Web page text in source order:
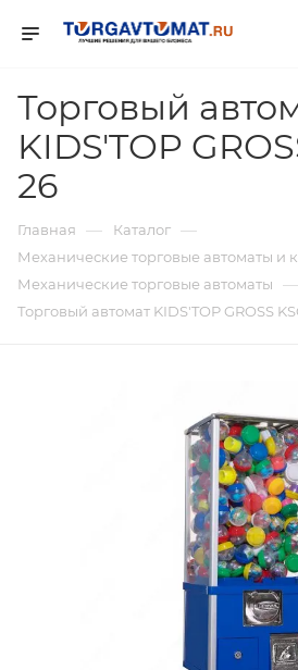
Торговый
KIDS'TOP
26
Главная — Каталог —
Механические торговые автоматы и
Механические торговые автоматы —
Торговый автомат KIDS'TOP GROSS